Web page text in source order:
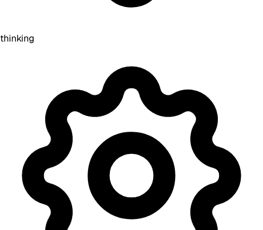
thinking